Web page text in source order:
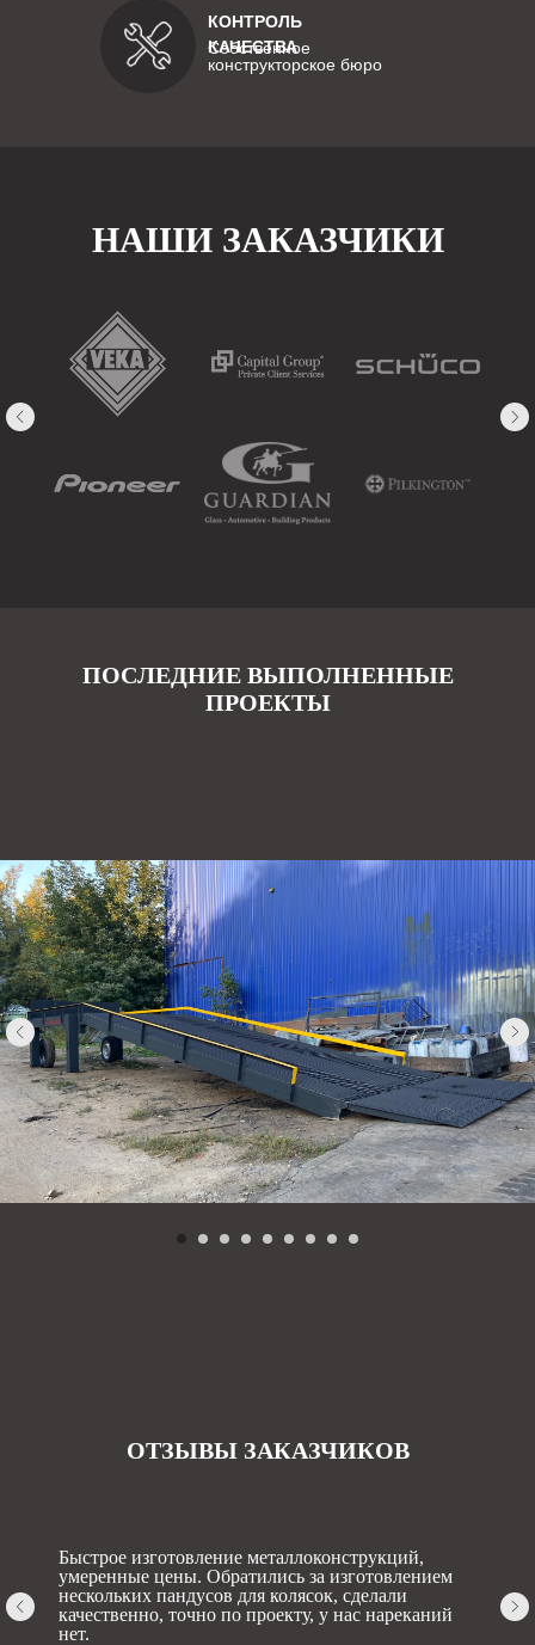
КОНТРОЛЬ
КАЧЕСТВА
Собственное
конструкторское бюро
НАШИ ЗАКАЗЧИКИ
ПОСЛЕДНИЕ ВЫПОЛНЕННЫЕ
ПРОЕКТЫ
ОТЗЫВЫ ЗАКАЗЧИКОВ
Быстрое изготовление металлоконструкций,
умеренные цены. Обратились за изготовлением
нескольких пандусов для колясок, сделали
качественно, точно по проекту, у нас нареканий
нет.